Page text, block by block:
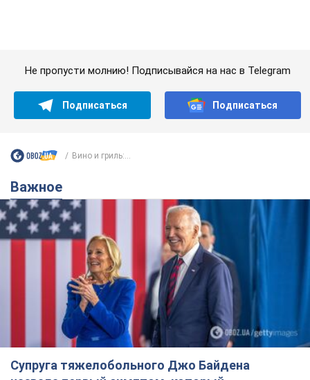
Супруга тяжелобольного Джо Байдена
назвала первый симптом, который
сигнализировал о его "агрессивном" раке
Сначала врачи не обратили на это должного внимания
9 часов назад 12,7 т.
Ее убила Россия: умерла 13-летняя
девочка, раненая в результате